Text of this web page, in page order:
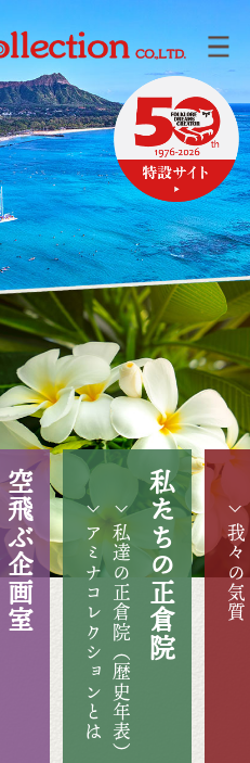
空飛ぶ企画室 私たちの正倉院
私達の正倉院（歴史年表）
アミナコレクションとは 我々の気質